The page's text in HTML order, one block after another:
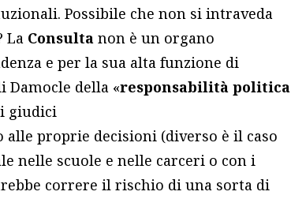
Possibile che non si intraveda
La Consultanon è un organo
e per la sua alta funzione di
Damocle della «responsabilità politica
giudici
proprie decisioni (diverso è il caso
nelle scuole e nelle carceri o con i
correre il rischio di una sorta di